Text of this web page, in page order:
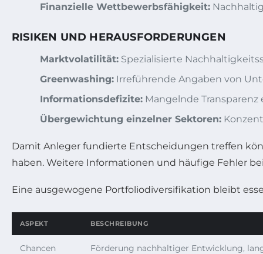
Finanzielle Wettbewerbsfähigkeit:
RISIKEN UND HERAUSFORDERUNGEN
Marktvolatilität: Spezialisierte
Greenwashing: Irreführende Angaben von
Informationsdefizite: Mangelnde
Übergewichtung einzelner Sektoren:
Damit Anleger fundierte Entscheidungen treffen
haben. Weitere Informationen und häufige Fehler
Eine ausgewogene Portfoliodiversifikation bleibt
ASPEKT BESCHREIBUNG
Chancen Förderung nachhaltiger Entwicklung,